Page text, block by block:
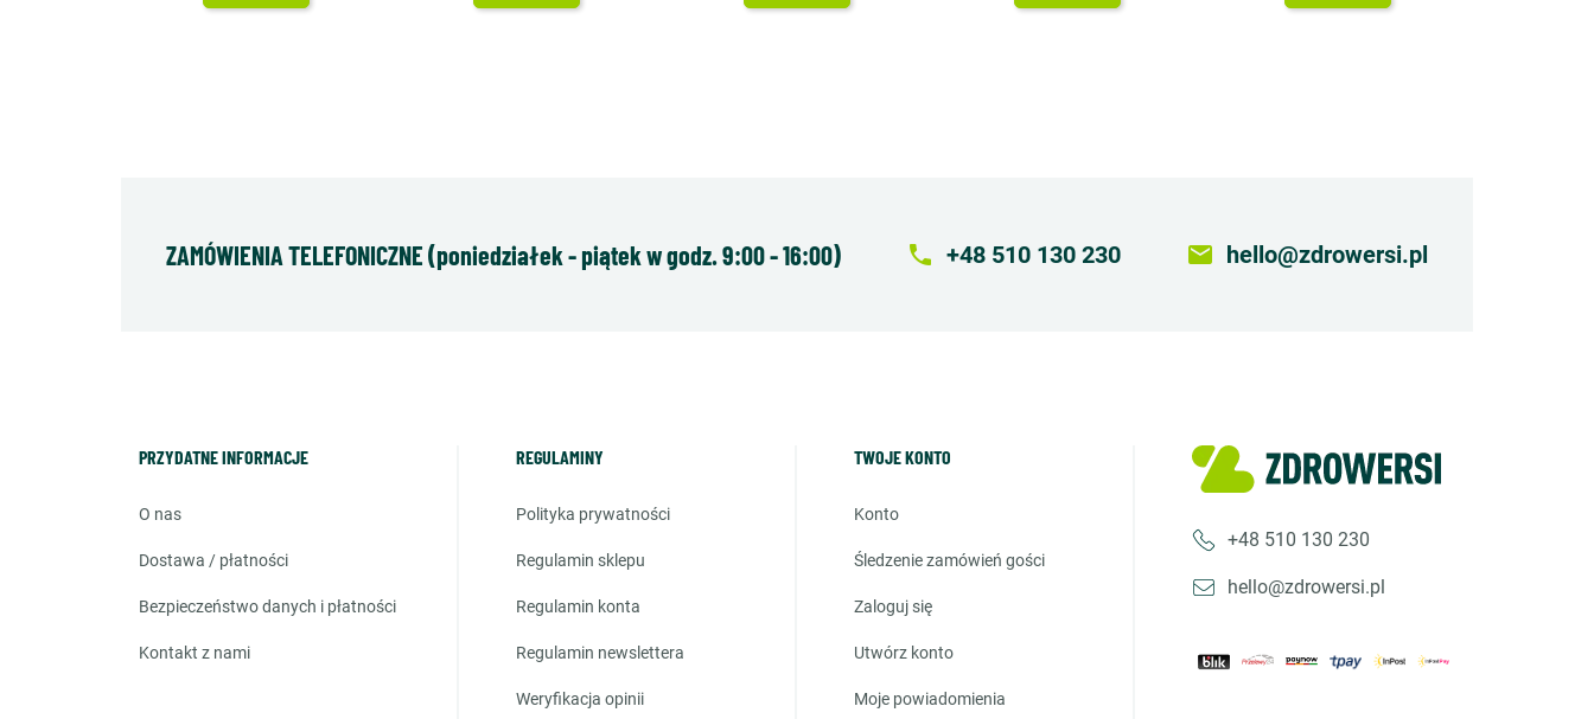
ZAMÓWIENIA TELEFONICZNE (poniedziałek - piątek w godz. 9:00 - 16:00) local_phone +48 510 130 230 email hello@zdrowersi.pl
PRZYDATNE INFORMACJE
o nas
dostawa / płatności
bezpieczeństwo danych i płatności
kontakt z nami
REGULAMINY
polityka prywatności
regulamin sklepu
regulamin konta
regulamin newslettera
weryfikacja opinii
TWOJE KONTO
konto
śledzenie zamówień gości
zaloguj się
utwórz konto
moje powiadomienia
+48 510 130 230
hello@zdrowersi.pl